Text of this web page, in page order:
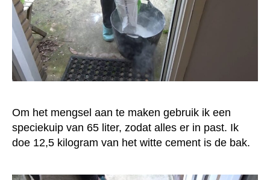
Om het mengsel aan te maken gebruik ik een
speciekuip van 65 liter, zodat alles er in past. Ik
doe 12,5 kilogram van het witte cement is de bak.